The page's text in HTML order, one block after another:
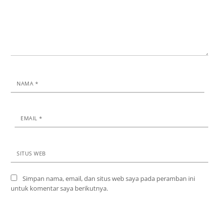
NAMA *
EMAIL*
SITUS WEB
Simpan nama, email, dan situs web saya pada peramban ini
untuk komentar saya berikutnya.